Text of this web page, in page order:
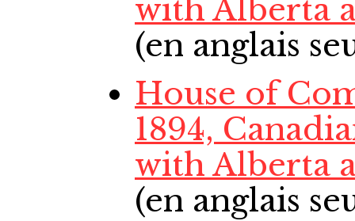
with Alberta
(en anglais
House of
1894,
with Alberta
(en anglais